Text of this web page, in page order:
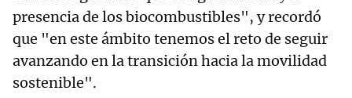
presencia de los biocombustibles", y recordó
que "en este ámbito tenemos el reto de seguir
avanzando en la transición hacia la movilidad
sostenible".